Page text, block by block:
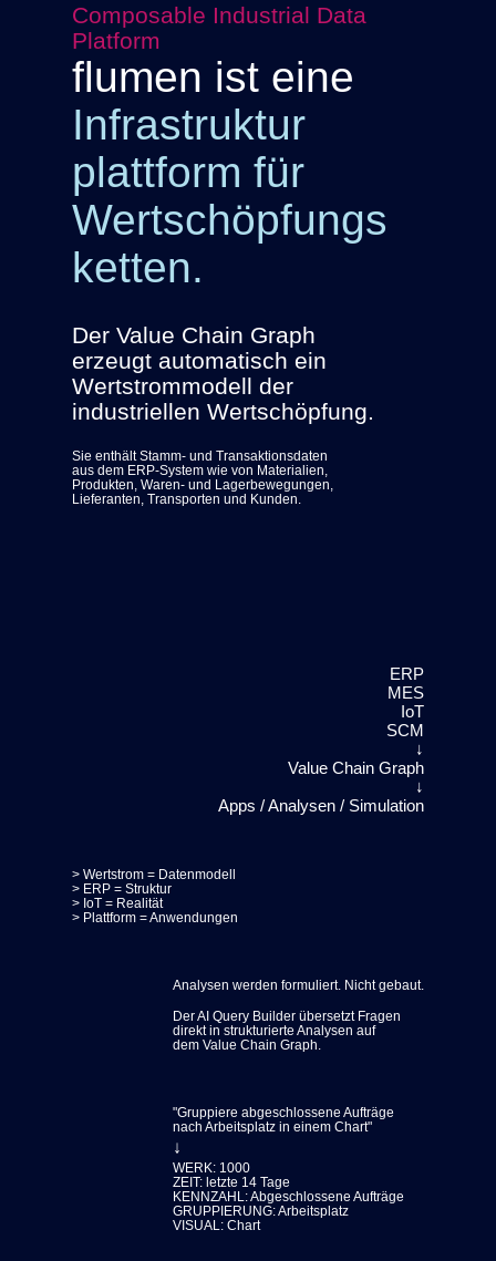
Composable Industrial Data
Platform
flumen ist eine
Infrastruktur
plattform für
Wertschöpfungs
ketten.
Der Value Chain Graph
erzeugt automatisch ein
Wertstrommodell der
industriellen Wertschöpfung.
Sie enthält Stamm- und Transaktionsdaten
aus dem ERP-System wie von Materialien,
Produkten, Waren- und Lagerbewegungen,
Lieferanten, Transporten und Kunden.
ERP
MES
IoT
SCM
↓
Value Chain Graph
↓
Apps / Analysen / Simulation
> Wertstrom = Datenmodell
> ERP = Struktur
> IoT = Realität
> Plattform = Anwendungen
Analysen werden formuliert. Nicht gebaut.
Der AI Query Builder übersetzt Fragen
direkt in strukturierte Analysen auf
dem Value Chain Graph.
"Gruppiere abgeschlossene Aufträge
nach Arbeitsplatz in einem Chart"
↓
WERK: 1000
ZEIT: letzte 14 Tage
KENNZAHL: Abgeschlossene Aufträge
GRUPPIERUNG: Arbeitsplatz
VISUAL: Chart